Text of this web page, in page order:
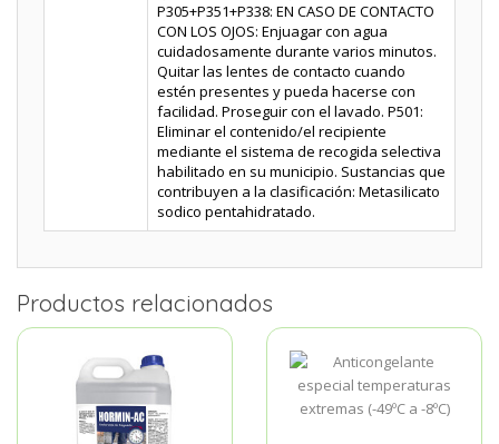
P305+P351+P338: EN CASO DE CONTACTO
CON LOS OJOS: Enjuagar con agua
cuidadosamente durante varios minutos.
Quitar las lentes de contacto cuando
estén presentes y pueda hacerse con
facilidad. Proseguir con el lavado. P501:
Eliminar el contenido/el recipiente
mediante el sistema de recogida selectiva
habilitado en su municipio. Sustancias que
contribuyen a la clasificación: Metasilicato
sodico pentahidratado.
Productos relacionados